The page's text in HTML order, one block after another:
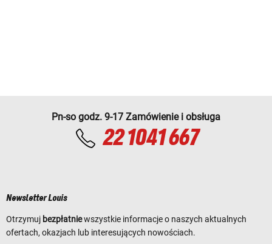
Pn-so godz. 9-17 Zamówienie i obsługa
22 1041 667
Newsletter Louis
Otrzymuj bezpłatniewszystkie informacje o naszych aktualnych
ofertach, okazjach lub interesujących nowościach.